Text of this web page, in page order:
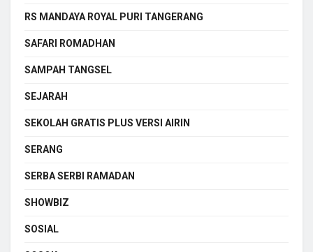
RS MANDAYA ROYAL PURI TANGERANG
SAFARI ROMADHAN
SAMPAH TANGSEL
SEJARAH
SEKOLAH GRATIS PLUS VERSI AIRIN
SERANG
SERBA SERBI RAMADAN
SHOWBIZ
SOSIAL